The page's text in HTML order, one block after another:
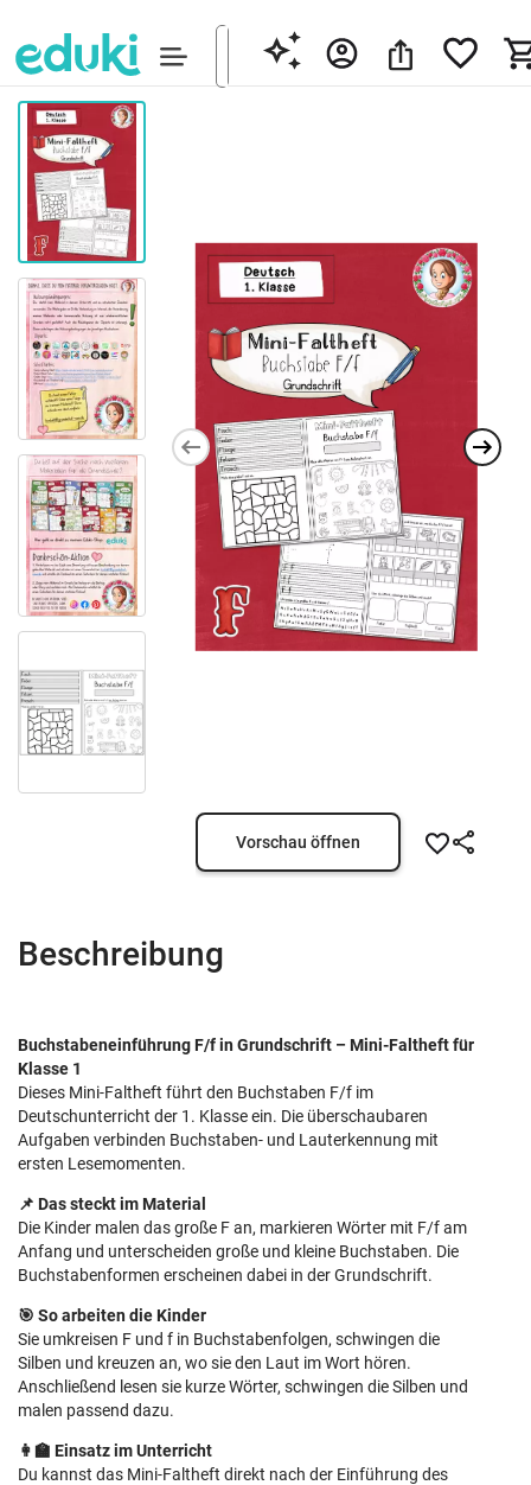
Vorschau öffnen
Beschreibung
Buchstabeneinführung F/f in Grundschrift – Mini-Faltheft für
Klasse 1
Dieses Mini-Faltheft führt den Buchstaben F/f im
Deutschunterricht der 1. Klasse ein. Die überschaubaren
Aufgaben verbinden Buchstaben- und Lauterkennung mit
ersten Lesemomenten.
📌 Das steckt im Material
Die Kinder malen das große F an, markieren Wörter mit F/f am
Anfang und unterscheiden große und kleine Buchstaben. Die
Buchstabenformen erscheinen dabei in der Grundschrift.
🎯 So arbeiten die Kinder
Sie umkreisen F und f in Buchstabenfolgen, schwingen die
Silben und kreuzen an, wo sie den Laut im Wort hören.
Anschließend lesen sie kurze Wörter, schwingen die Silben und
malen passend dazu.
👩‍🏫 Einsatz im Unterricht
Du kannst das Mini-Faltheft direkt nach der Einführung des